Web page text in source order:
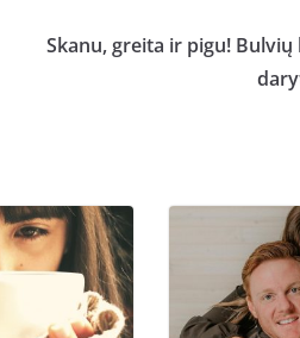
Skanu, greita ir pigu!